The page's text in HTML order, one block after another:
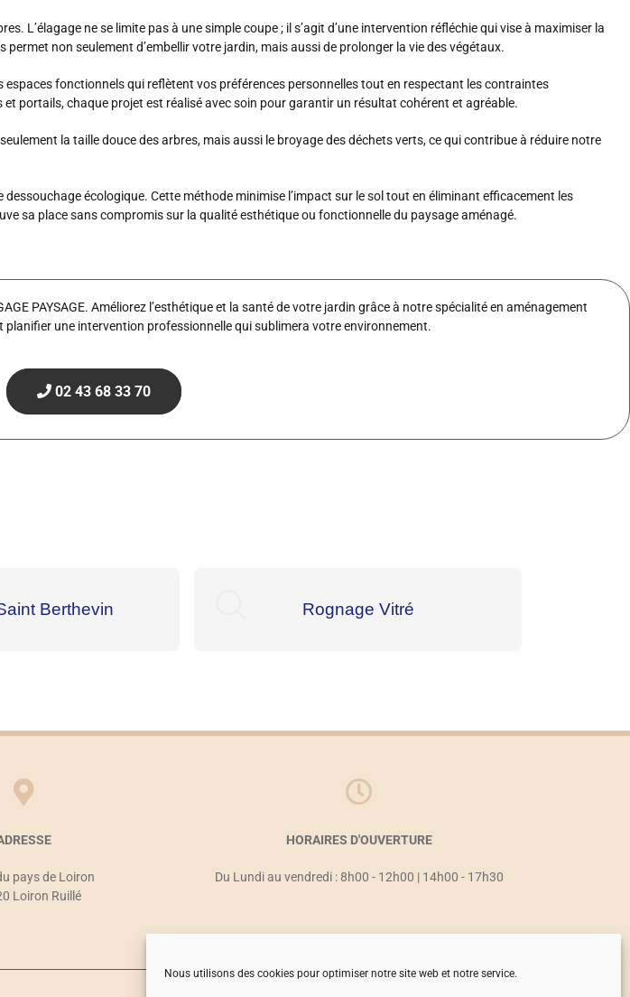
Nous utilisons des cookies pour optimiser notre site web et notre service.
L’élagage ne se limite pas à une simple coupe ; il s’agit d’une intervention réfléchie qui vise à maximiser la
non seulement d’embellir votre jardin, mais aussi de prolonger la vie des végétaux.
fonctionnels qui reflètent vos préférences personnelles tout en respectant les contraintes
portails, chaque projet est réalisé avec soin pour garantir un résultat cohérent et agréable.
la taille douce des arbres, mais aussi le broyage des déchets verts, ce qui contribue à réduire notre
écologique. Cette méthode minimise l’impact sur le sol tout en éliminant efficacement les
sa place sans compromis sur la qualité esthétique ou fonctionnelle du paysage aménagé.
PAYSAGE. Améliorez l’esthétique et la santé de votre jardin grâce à notre spécialité en aménagement
une intervention professionnelle qui sublimera votre environnement.
02 43 68 33 70
Berthevin Rognage Vitré
pays de Loiron
Loiron Ruillé
HORAIRES D'OUVERTURE
Du Lundi au vendredi : 8h00 - 12h00 | 14h00 - 17h30